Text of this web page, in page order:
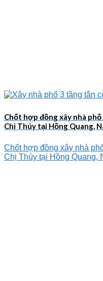
Chốt hợp đồng xây nhà
Chị Thúy tại Hồng Quang,
Chốt hợp đồng xây nhà
Chị Thúy tại Hồng Quang,